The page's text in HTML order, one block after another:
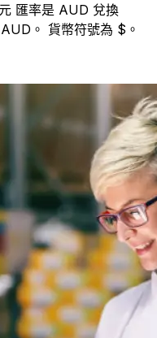
匯率是 AUD 兌換
。 貨幣符號為 $。